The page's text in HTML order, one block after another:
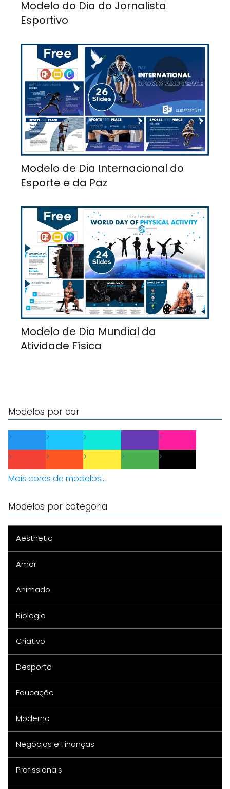
Modelo do Dia do Jornalista
Esportivo
Modelo de Dia Internacional do
Esporte e da Paz
Modelo de Dia Mundial da
Atividade Física
Modelos por cor
Mais cores de modelos...
Modelos por categoria
Aesthetic
Amor
Animado
Biologia
Criativo
Desporto
Educação
Moderno
Negócios e Finanças
Profissionais